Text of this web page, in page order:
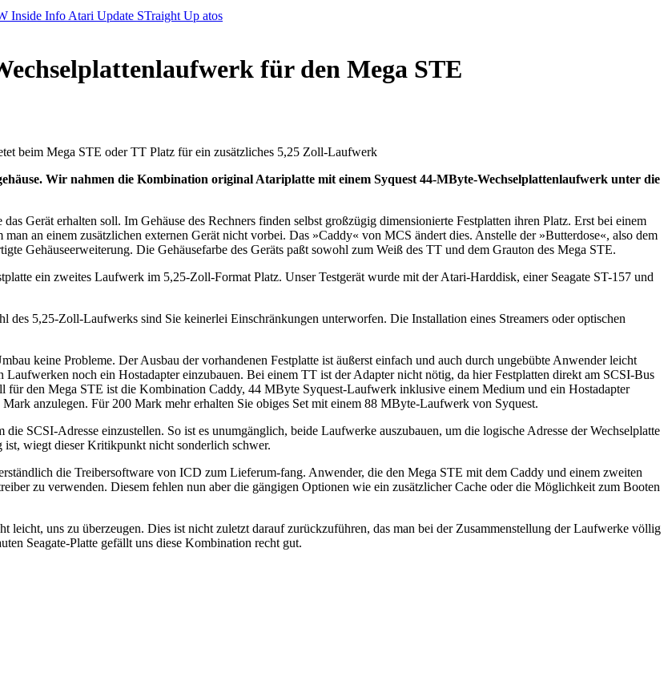
Inside Info Atari Update STraight Up atos
für den Mega STE
beim Mega STE oder TT Platz für ein zusätzliches 5,25 Zoll-Laufwerk
Wir nahmen die Kombination original Atariplatte mit einem Syquest 44-MByte-Wechselplattenlaufwerk unter die
Gerät erhalten soll. Im Gehäuse des Rechners finden selbst großzügig dimensionierte Festplatten ihren Platz. Erst bei einem
an einem zusätzlichen externen Gerät nicht vorbei. Das »Caddy« von MCS ändert dies. Anstelle der »Butterdose«, also dem
Gehäuseerweiterung. Die Gehäusefarbe des Geräts paßt sowohl zum Weiß des TT und dem Grauton des Mega STE.
ein zweites Laufwerk im 5,25-Zoll-Format Platz. Unser Testgerät wurde mit der Atari-Harddisk, einer Seagate ST-157 und
des 5,25-Zoll-Laufwerks sind Sie keinerlei Einschränkungen unterworfen. Die Installation eines Streamers oder optischen
keine Probleme. Der Ausbau der vorhandenen Festplatte ist äußerst einfach und auch durch ungebübte Anwender leicht
noch ein Hostadapter einzubauen. Bei einem TT ist der Adapter nicht nötig, da hier Festplatten direkt am SCSI-Bus
für den Mega STE ist die Kombination Caddy, 44 MByte Syquest-Laufwerk inklusive einem Medium und ein Hostadapter
anzulegen. Für 200 Mark mehr erhalten Sie obiges Set mit einem 88 MByte-Laufwerk von Syquest.
SCSI-Adresse einzustellen. So ist es unumgänglich, beide Laufwerke auszubauen, um die logische Adresse der Wechselplatte
ist, wiegt dieser Kritikpunkt nicht sonderlich schwer.
die Treibersoftware von ICD zum Lieferum-fang. Anwender, die den Mega STE mit dem Caddy und einem zweiten
zu verwenden. Diesem fehlen nun aber die gängigen Optionen wie ein zusätzlicher Cache oder die Möglichkeit zum Booten
leicht, uns zu überzeugen. Dies ist nicht zuletzt darauf zurückzuführen, das man bei der Zusammenstellung der Laufwerke völlig
Seagate-Platte gefällt uns diese Kombination recht gut.